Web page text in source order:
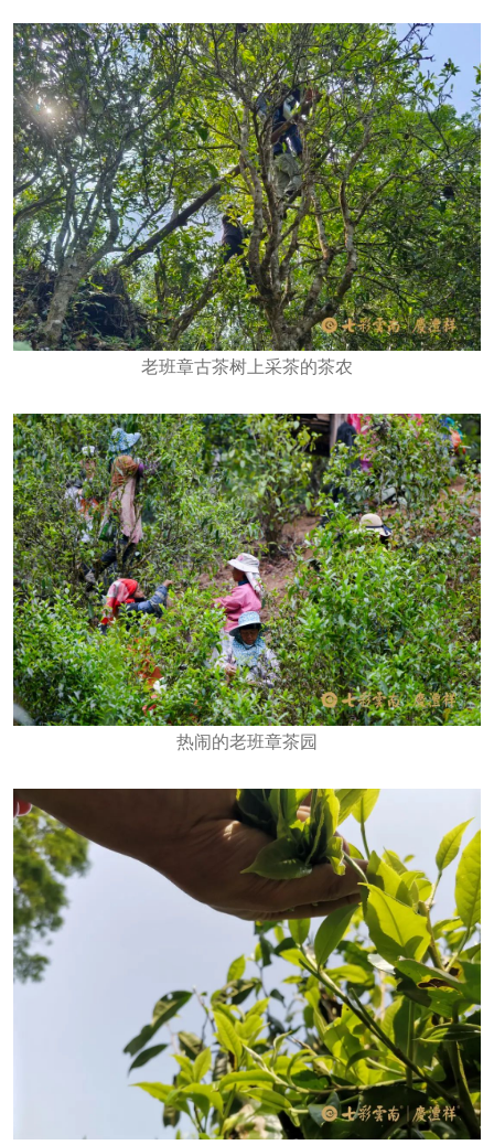
老班章古茶树上采茶的茶农
热闹的老班章茶园